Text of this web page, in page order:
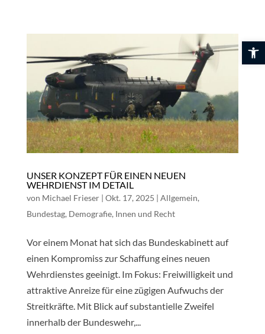
UNSER KONZEPT FÜR EINEN NEUEN
WEHRDIENST IM DETAIL
von Michael Frieser| Okt. 17, 2025 | Allgemein,
Bundestag, Demografie, Innen und Recht
Vor einem Monat hat sich das Bundeskabinett auf
einen Kompromiss zur Schaffung eines neuen
Wehrdienstes geeinigt. Im Fokus: Freiwilligkeit und
attraktive Anreize für eine zügigen Aufwuchs der
Streitkräfte. Mit Blick auf substantielle Zweifel
innerhalb der Bundeswehr,...